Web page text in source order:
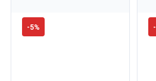
-5% -